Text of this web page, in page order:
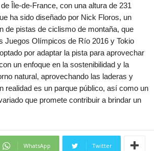
Île-de-France, con una altura de 231
ha sido diseñado por Nick Floros, un
de pistas de ciclismo de montaña, que
Juegos Olímpicos de Río 2016 y Tokio
por adaptar la pista para aprovechar
un enfoque en la sostenibilidad y la
natural, aprovechando las laderas y
realidad es un parque público, así como un
que promete contribuir a brindar un
WhatsApp Twitter